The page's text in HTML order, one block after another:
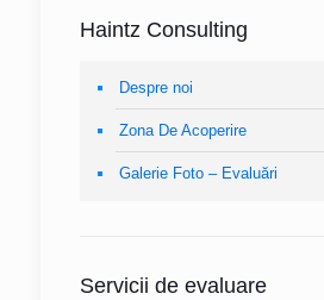
Haintz Consulting
Despre noi
Zona De Acoperire
Galerie Foto – Evaluări
Servicii de evaluare